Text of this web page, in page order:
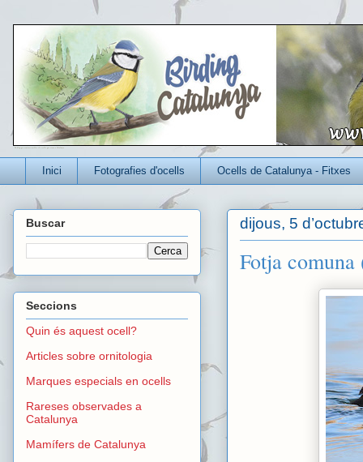
Un blog per conèixer millor els ocells que viuen a Catalunya
Inici Fotografies d'ocells Ocells de Catalunya - Fitxes
dijous, 5
Fotja
Buscar
Seccions
Quin és aquest ocell?
Articles sobre ornitologia
Marques especials en ocells
Rareses observades a
Catalunya
Mamífers de Catalunya